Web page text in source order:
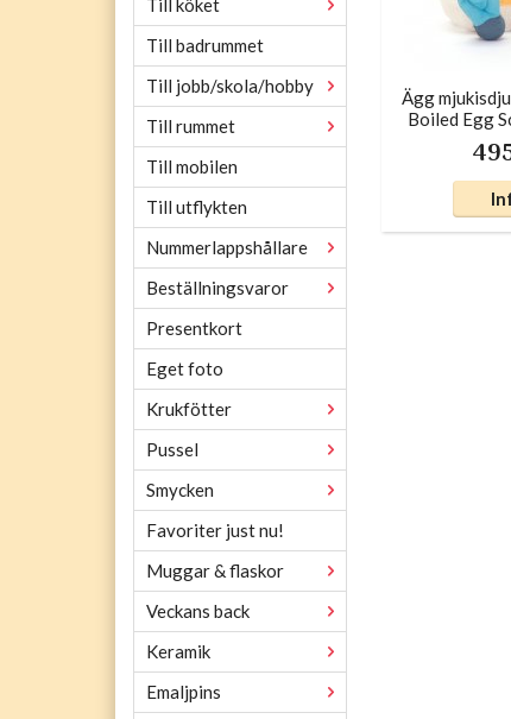
Till köket
Till badrummet
Till jobb/skola/hobby
Till rummet
Till mobilen
Till utflykten
Nummerlappshållare
Beställningsvaror
Presentkort
Eget foto
Krukfötter
Pussel
Smycken
Favoriter just nu!
Muggar & flaskor
Veckans back
Keramik
Emaljpins
Ägg
Boiled Egg